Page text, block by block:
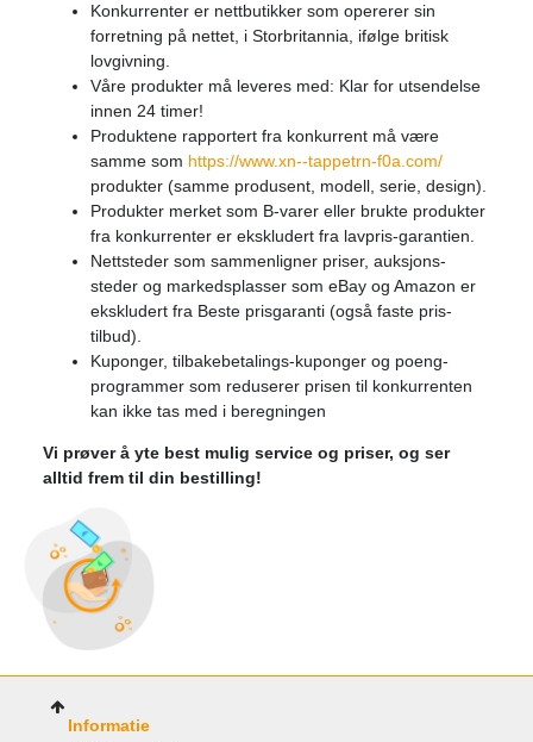
Konkurrenter er nettbutikker som opererer sin
forretning på nettet, i Storbritannia, ifølge britisk
lovgivning.
Våre produkter må leveres med: Klar for utsendelse
innen 24 timer!
Produktene rapportert fra konkurrent må være
samme som https://www.xn--tappetrn-f0a.com/
produkter (samme produsent, modell, serie, design).
Produkter merket som B-varer eller brukte produkter
fra konkurrenter er ekskludert fra lavpris-garantien.
Nettsteder som sammenligner priser, auksjons-
steder og markedsplasser som eBay og Amazon er
ekskludert fra Beste prisgaranti (også faste pris-
tilbud).
Kuponger, tilbakebetalings-kuponger og poeng-
programmer som reduserer prisen til konkurrenten
kan ikke tas med i beregningen
Vi prøver å yte best mulig service og priser, og ser
alltid frem til din bestilling!
Informatie